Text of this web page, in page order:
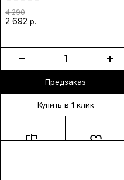
4 290
2 692 р.
Предзаказ
Купить в 1 клик